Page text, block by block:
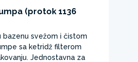
(protok 1136
bazenu svežom i čistom
sa ketridž filterom
Jednostavna za